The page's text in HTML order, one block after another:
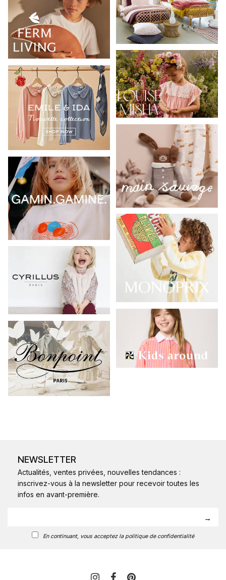
NEWSLETTER
Actualités, ventes privées, nouvelles tendances :
inscrivez-vous à la newsletter pour recevoir toutes les
infos en avant-première.
En continuant, vous acceptez la politique de confidentialité